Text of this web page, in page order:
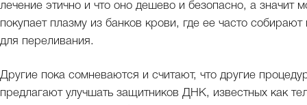
лечение этично и что оно дешево и безопасно, а значит
покупает плазму из банков крови, где ее часто
для переливания.
Другие пока сомневаются и считают, что другие
предлагают улучшать защитников ДНК, известных как